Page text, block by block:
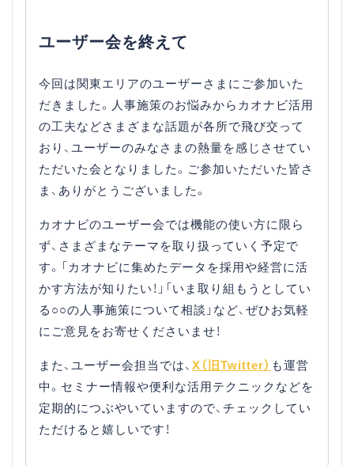
ユーザー会を終えて
今回は関東エリアのユーザーさまにご参加いた
だきました。人事施策のお悩みからカオナビ活用
の工夫などさまざまな話題が各所で飛び交って
おり、ユーザーのみなさまの熱量を感じさせてい
ただいた会となりました。ご参加いただいた皆さ
ま、ありがとうございました。
カオナビのユーザー会では機能の使い方に限ら
ず、さまざまなテーマを取り扱っていく予定で
す。「カオナビに集めたデータを採用や経営に活
かす方法が知りたい！」「いま取り組もうとしてい
る○○の人事施策について相談」など、ぜひお気軽
にご意見をお寄せくださいませ！
また、ユーザー会担当では、X（旧Twitter） も運営
中。セミナー情報や便利な活用テクニックなどを
定期的につぶやいていますので、チェックしてい
ただけると嬉しいです！